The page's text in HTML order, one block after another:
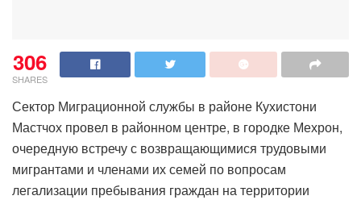
306
SHARES
Сектор Миграционной службы в районе Кухистони
Мастчох провел в районном центре, в городке Мехрон,
очередную встречу с возвращающимися трудовыми
мигрантами и членами их семей по вопросам
легализации пребывания граждан на территории